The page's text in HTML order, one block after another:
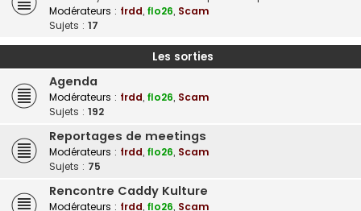
Modérateurs : frdd, flo26, Scam
Sujets : 17
Les sorties
Agenda
Modérateurs : frdd, flo26, Scam
Sujets : 192
Reportages de meetings
Modérateurs : frdd, flo26, Scam
Sujets : 75
Rencontre Caddy Kulture
Modérateurs : frdd, flo26, Scam